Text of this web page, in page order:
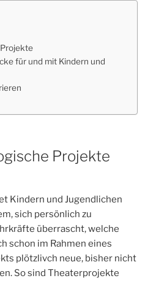
für und mit Kindern und
Projekte
Kindern und Jugendlichen
sich persönlich zu
überrascht, welche
schon im Rahmen eines
plötzlivch neue, bisher nicht
So sind Theaterprojekte